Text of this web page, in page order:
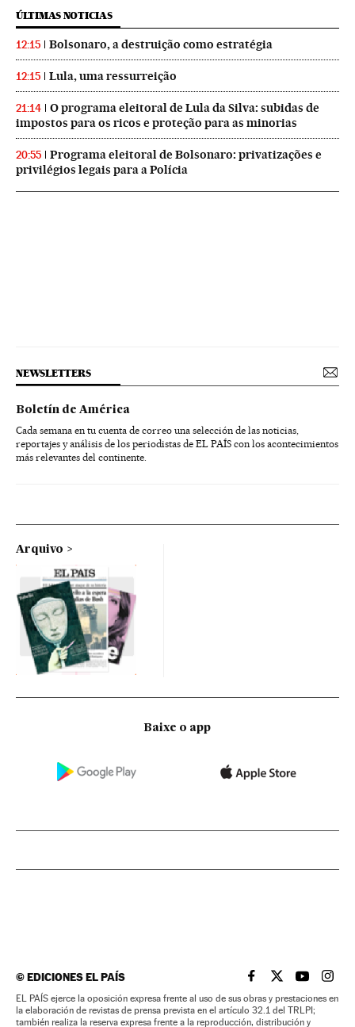
ÚLTIMAS NOTICIAS
12:15 Bolsonaro, a destruição como estratégia
12:15 Lula, uma ressurreição
21:14
O programa eleitoral de Lula da Silva: subidas de
impostos para os ricos e proteção para as minorias
20:55
Programa eleitoral de Bolsonaro: privatizações e
privilégios legais para a Polícia
NEWSLETTERS
Boletín de América
Cada semana en tu cuenta de correo una selección de las noticias,
reportajes y análisis de los periodistas de EL PAÍS con los acontecimientos
más relevantes del continente.
Arquivo
Baixe o app
©EDICIONES EL PAÍS EL PAÍS BRASIL EN
EL PAÍSEL PAÍS
EL
EL PAÍS ejerce la oposición expresa frente al uso de sus obras y prestaciones en
la elaboración de revistas de prensa prevista en el artículo 32.1 del TRLPI;
también realiza la reserva expresa frente a la reproducción, distribución y